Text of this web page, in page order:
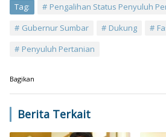
Tag:
Pengalihan Status Penyuluh
Gubernur Sumbar
Dukung
Penyuluh Pertanian
Bagikan
Berita Terkait